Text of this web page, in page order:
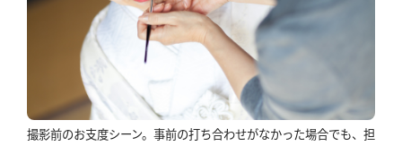
撮影前のお支度シーン。事前の打ち合わせがなかった場合でも、担